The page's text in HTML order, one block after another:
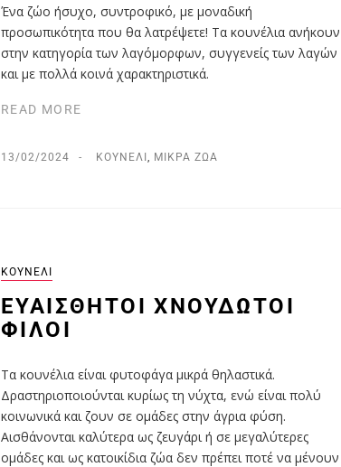
Ένα ζώο ήσυχο, συντροφικό, με μοναδική
προσωπικότητα που θα λατρέψετε! Τα κουνέλια ανήκουν
στην κατηγορία των λαγόμορφων, συγγενείς των λαγών
και με πολλά κοινά χαρακτηριστικά.
READ MORE
13/02/2024 ΚΟΥΝΈΛΙ , ΜΙΚΡΆ ΖΏΑ
ΚΟΥΝΈΛΙ
ΕΥΑΊΣΘΗΤΟΙ ΧΝΟΥΔΩΤΟΊ
ΦΊΛΟΙ
Τα κουνέλια είναι φυτοφάγα μικρά θηλαστικά.
Δραστηριοποιούνται κυρίως τη νύχτα, ενώ είναι πολύ
κοινωνικά και ζουν σε ομάδες στην άγρια φύση.
Αισθάνονται καλύτερα ως ζευγάρι ή σε μεγαλύτερες
ομάδες και ως κατοικίδια ζώα δεν πρέπει ποτέ να μένουν